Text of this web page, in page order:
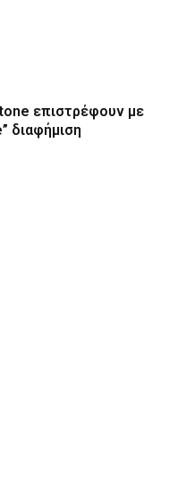
επιστρέφουν με
διαφήμιση